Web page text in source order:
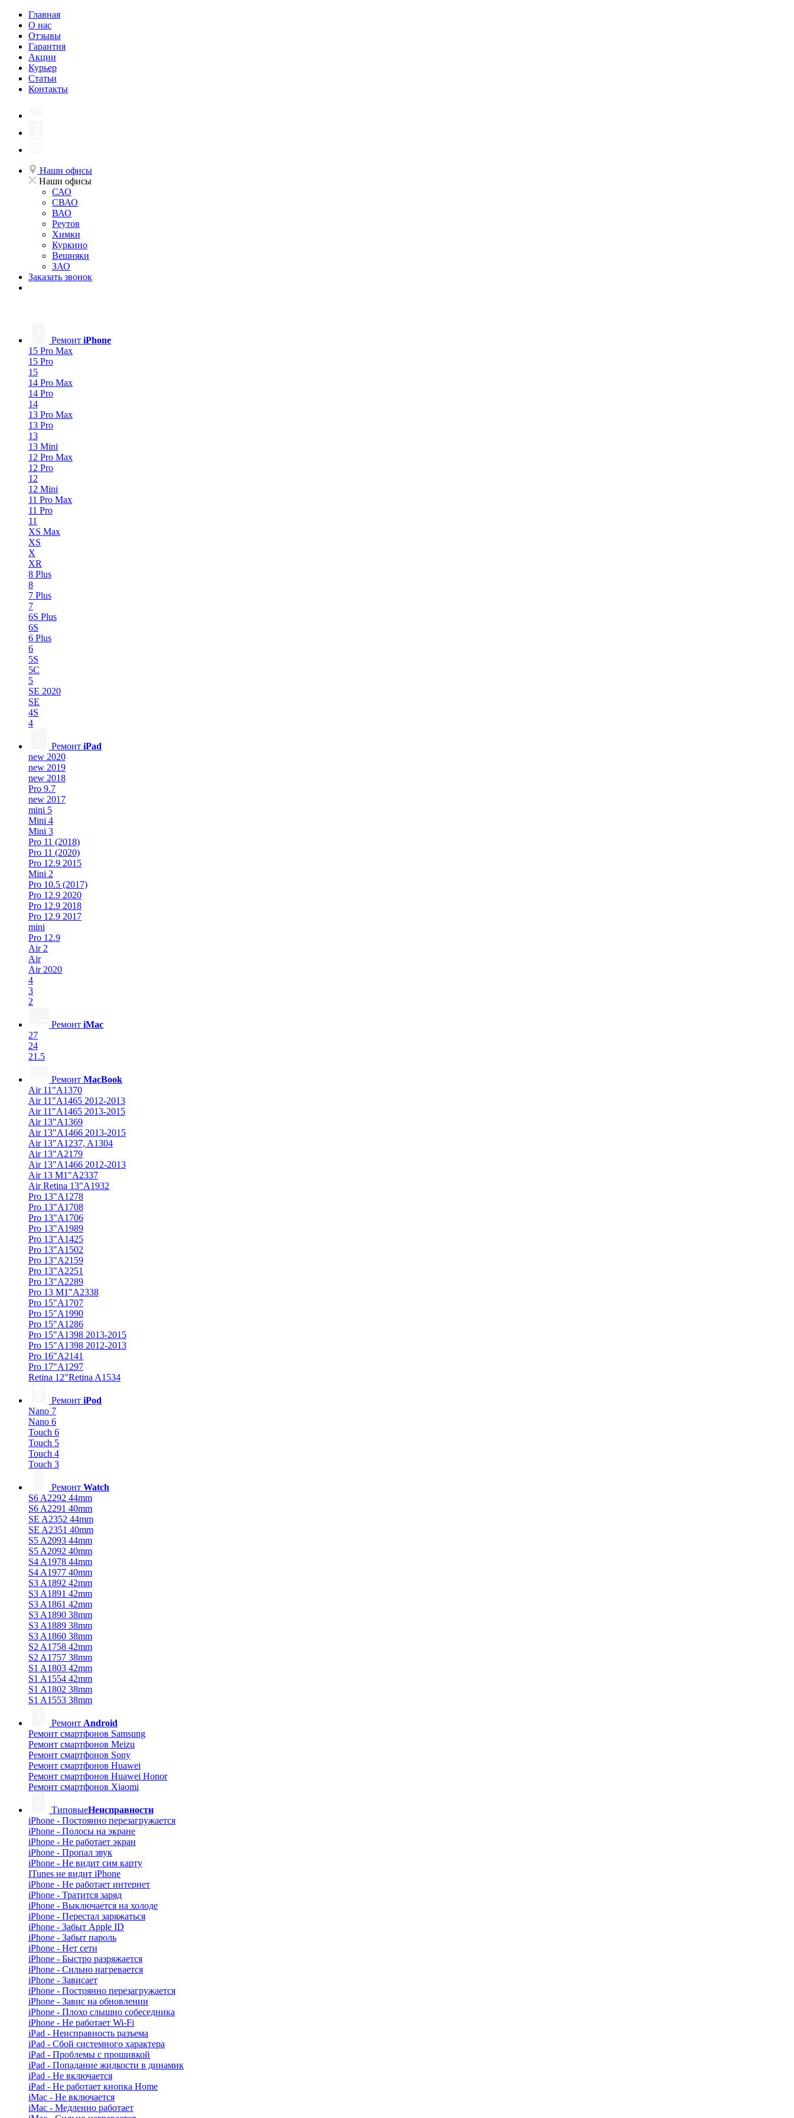
Главная
О нас
Отзывы
Гарантия
Акции
Курьер
Статьи
Контакты
Наши офисы
Наши офисы
САО
СВАО
ВАО
Реутов
Химки
Куркино
Вешняки
ЗАО
Заказать звонок
Ремонт iPhone
15 Pro Max
15 Pro
15
14 Pro Max
14 Pro
14
13 Pro Max
13 Pro
13
13 Mini
12 Pro Max
12 Pro
12
12 Mini
11 Pro Max
11 Pro
11
XS Max
XS
X
XR
8 Plus
8
7 Plus
7
6S Plus
6S
6 Plus
6
5S
5C
5
SE 2020
SE
4S
4
Ремонт iPad
new 2020
new 2019
new 2018
Pro 9.7
new 2017
mini 5
Mini 4
Mini 3
Pro 11 (2018)
Pro 11 (2020)
Pro 12.9 2015
Mini 2
Pro 10.5 (2017)
Pro 12.9 2020
Pro 12.9 2018
Pro 12.9 2017
mini
Pro 12.9
Air 2
Air
Air 2020
4
3
2
Ремонт iMac
27
24
21.5
Ремонт MacBook
Air 11"A1370
Air 11"A1465 2012-2013
Air 11"A1465 2013-2015
Air 13"A1369
Air 13"A1466 2013-2015
Air 13"A1237, A1304
Air 13"A2179
Air 13"A1466 2012-2013
Air 13 M1"A2337
Air Retina 13″A1932
Pro 13"A1278
Pro 13"A1708
Pro 13"A1706
Pro 13"A1989
Pro 13"A1425
Pro 13"A1502
Pro 13"A2159
Pro 13"A2251
Pro 13"A2289
Pro 13 M1"A2338
Pro 15"A1707
Pro 15"A1990
Pro 15"A1286
Pro 15"A1398 2013-2015
Pro 15"A1398 2012-2013
Pro 16"A2141
Pro 17"A1297
Retina 12"Retina A1534
Ремонт iPod
Nano 7
Nano 6
Touch 6
Touch 5
Touch 4
Touch 3
Ремонт Watch
S6 A2292 44mm
S6 A2291 40mm
SE A2352 44mm
SE A2351 40mm
S5 A2093 44mm
S5 A2092 40mm
S4 A1978 44mm
S4 A1977 40mm
S3 A1892 42mm
S3 A1891 42mm
S3 A1861 42mm
S3 A1890 38mm
S3 A1889 38mm
S3 A1860 38mm
S2 A1758 42mm
S2 A1757 38mm
S1 A1803 42mm
S1 A1554 42mm
S1 A1802 38mm
S1 A1553 38mm
Ремонт Android
Ремонт смартфонов Samsung
Ремонт смартфонов Meizu
Ремонт смартфонов Sony
Ремонт смартфонов Huawei
Ремонт смартфонов Huawei Honor
Ремонт смартфонов Xiaomi
ТиповыеНеисправности
iPhone - Постоянно перезагружается
iPhone - Полосы на экране
iPhone - Не работает экран
iPhone - Пропал звук
iPhone - Не видит сим карту
ITunes не видит iPhone
iPhone - Не работает интернет
iPhone - Тратится заряд
iPhone - Выключается на холоде
iPhone - Перестал заряжаться
iPhone - Забыт Apple ID
iPhone - Забыт пароль
iPhone - Нет сети
iPhone - Быстро разряжается
iPhone - Сильно нагревается
iPhone - Зависает
iPhone - Постоянно перезагружается
iPhone - Завис на обновлении
iPhone - Плохо слышно собеседника
iPhone - Не работает Wi-Fi
iPad - Неисправность разъема
iPad - Сбой системного характера
iPad - Проблемы с прошивкой
iPad - Попадание жидкости в динамик
iPad - Не включается
iPad - Не работает кнопка Home
iMac - Не включается
iMac - Медленно работает